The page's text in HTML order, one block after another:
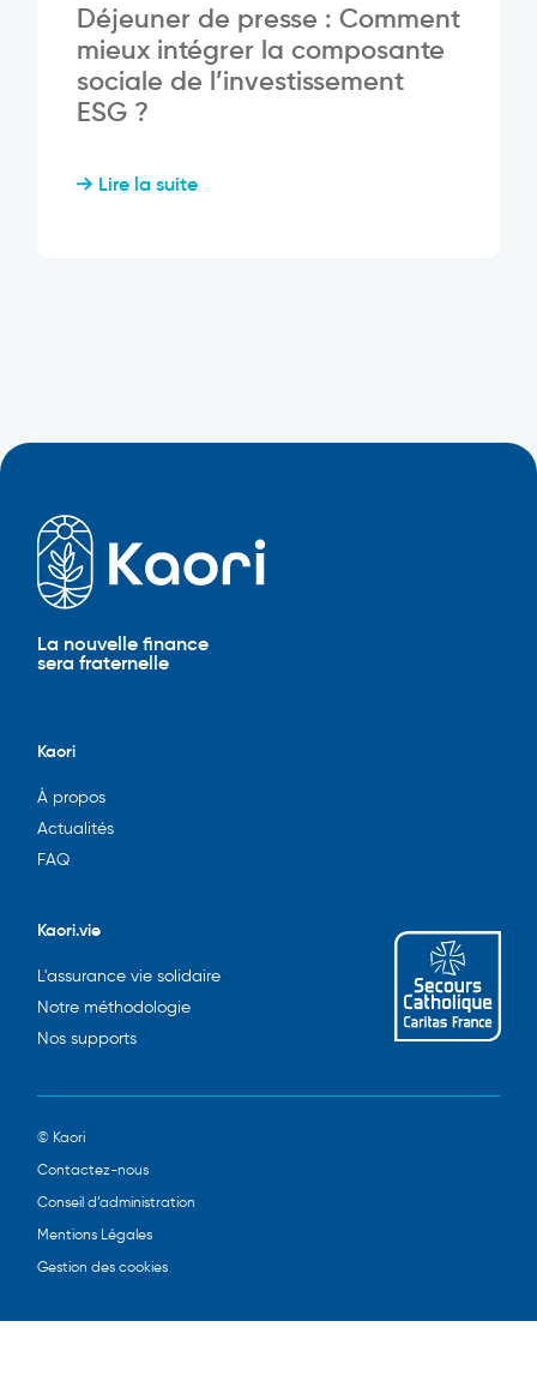
Déjeuner de presse : Comment
mieux intégrer la composante
sociale de l’investissement
ESG ?
Lire la suite
La nouvelle finance
sera fraternelle
Kaori
À propos
Actualités
FAQ
Kaori.vie
L'assurance vie solidaire
Notre méthodologie
Nos supports
© Kaori
Contactez-nous
Conseil d’administration
Mentions Légales
Gestion des cookies